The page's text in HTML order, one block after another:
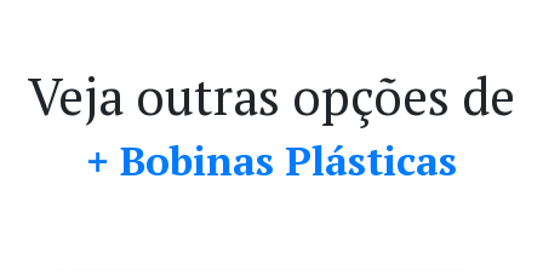
Veja outras opções de
+ Bobinas Plásticas